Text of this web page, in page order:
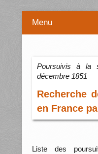
Menu
Poursuivis à la
décembre 1851
Recherche
en France
Liste des